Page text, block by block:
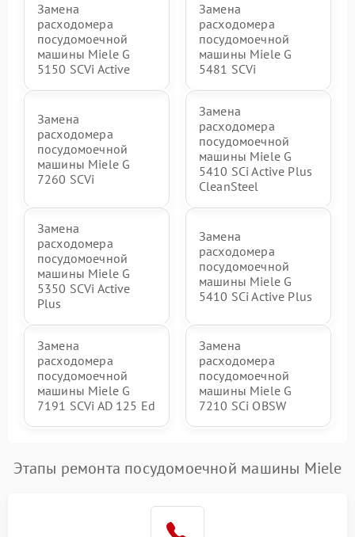
Замена
расходомера
посудомоечной
машины Miele G
5150 SCVi Active
Замена
расходомера
посудомоечной
машины Miele G
5481 SCVi
Замена
расходомера
посудомоечной
машины Miele G
7260 SCVi
Замена
расходомера
посудомоечной
машины Miele G
5410 SCi Active Plus
CleanSteel
Замена
расходомера
посудомоечной
машины Miele G
5350 SCVi Active
Plus
Замена
расходомера
посудомоечной
машины Miele G
5410 SCi Active Plus
Замена
расходомера
посудомоечной
машины Miele G
7191 SCVi AD 125 Ed
Замена
расходомера
посудомоечной
машины Miele G
7210 SCi OBSW
Этапы ремонта посудомоечной машины Miele